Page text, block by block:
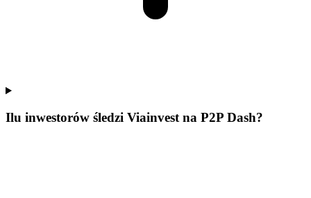
Ilu inwestorów śledzi Viainvest na P2P Dash?